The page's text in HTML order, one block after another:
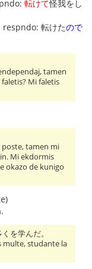
転けて怪我をし
転けたので
tamen
Mi faletis
tamen mi
Mi ekdormis
okazo de kunigo
を学んだ。
multe, studante la